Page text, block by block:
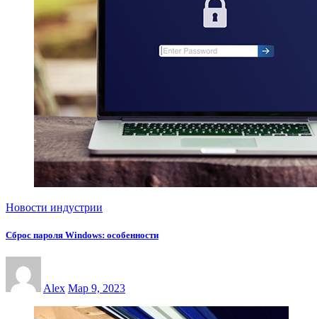
Новости индустрии
Сброс пароля Windows: особенности
Alex Мар 9, 2023